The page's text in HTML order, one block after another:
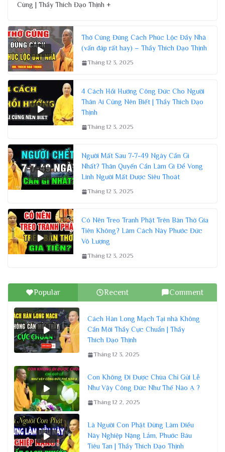
Cùng | Thầy Thích Đạo Thịnh +
Thờ Cúng Đúng Cách Phúc Lộc Đầy Nhà
(vấn đáp rất hay) – Thầy Thích Đạo Thịnh
Tháng 12 3, 2025
4 Cách Hồi Hướng Công Đức Cho Người
Thân Ai Cũng Nên Biết | Thầy Thích Đạo
Thịnh
Tháng 12 3, 2025
Người Mất Sau 7-7-49 Ngày Cần Gì
Nhất? Thân Quyến Cần Làm Gì Để Vong
Linh Người Mất Được Siêu Thoát
Tháng 12 3, 2025
Có Nên Treo Tranh Phật Trên Bàn Thờ Gia
Tiên Không? Làm Cách Này Phước Đức
Vô Lượng
Tháng 12 3, 2025
Popular Recent Comment
Cách Hàn Long Mạch Tại nhà Không
Cần Mời Thầy Cực Chuẩn | Thầy
Thích Đạo Thịnh
Tháng 12 3, 2025
Con Không Đi Được Chùa Chỉ Gửi Lễ
Như Vậy Công Đức Như Thế Nào Ạ ?
Tháng 12 2, 2025
Là Người Con Phật Đừng Làm Điều
Này Nghiệp Nặng Lắm, Phước Báu
Tiêu Tan | Thầy Thích Đạo Thịnh